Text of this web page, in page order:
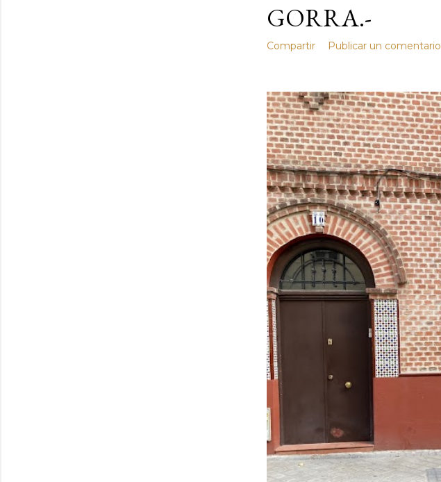
GORRA.-
Compartir Publicar un comentario